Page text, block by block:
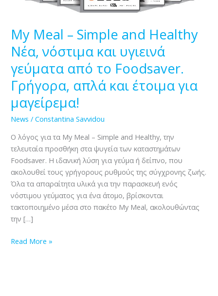
My Meal – Simple and Healthy
Νέα, νόστιμα και υγιεινά
γεύματα από το Foodsaver.
Γρήγορα, απλά και έτοιμα για
μαγείρεμα!
News /Constantina Savvidou
Ο λόγος για τα My Meal – Simple and Healthy, την
τελευταία προσθήκη στα ψυγεία των καταστημάτων
Foodsaver. Η ιδανική λύση για γεύμα ή δείπνο, που
ακολουθεί τους γρήγορους ρυθμούς της σύγχρονης ζωής.
Όλα τα απαραίτητα υλικά για την παρασκευή ενός
νόστιμου γεύματος για ένα άτομο, βρίσκονται
τακτοποιημένο μέσα στο πακέτο My Meal, ακολουθώντας
την […]
από
το
Foodsaver.
Γρήγορα,
απλά
και
έτοιμα
για
Read More »